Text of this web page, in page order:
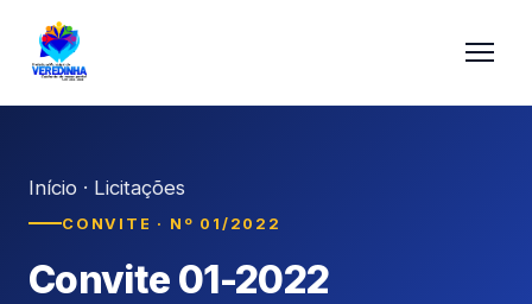
Início · Licitações
CONVITE · Nº 01/2022
Convite 01-2022